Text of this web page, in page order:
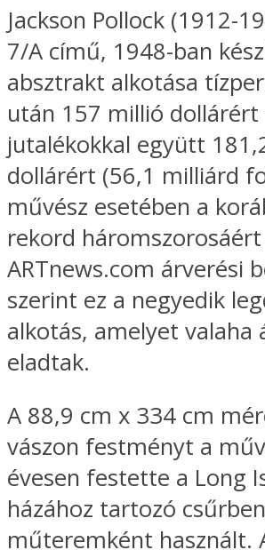
Jackson Pollock (1912-
7/A című, 1948-ban
absztrakt alkotása
után 157 millió dollárért
jutalékokkal együtt
dollárért (56,1 milliárd
művész esetében a
rekord
ARTnews.com árverési
szerint ez a negyedik
alkotás, amelyet valaha
eladtak.
A 88,9 cm x 334 cm
vászon festményt a
évesen festette a Long
házához tartozó
műteremként használt.